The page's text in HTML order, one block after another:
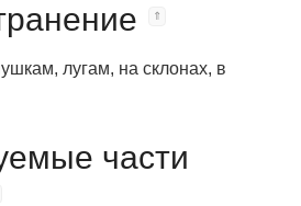
лугам, на склонах, в
части